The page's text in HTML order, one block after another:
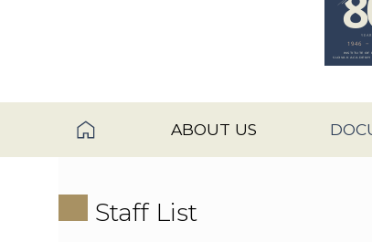
ABOUT US
Staff List